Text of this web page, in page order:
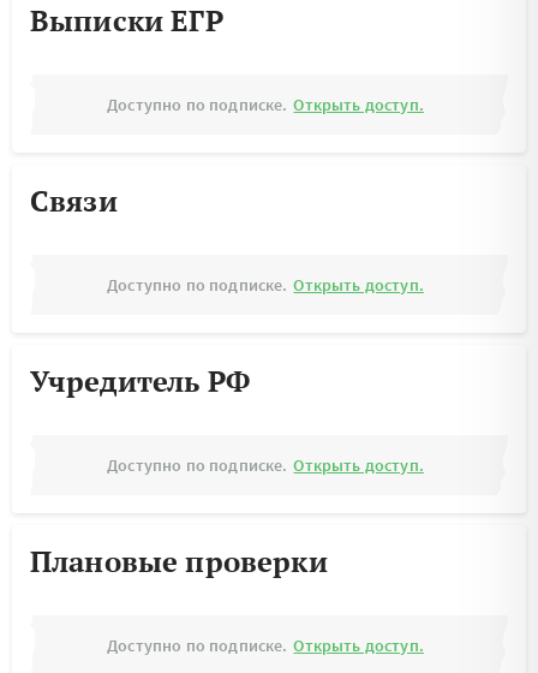
Выписки ЕГР
Доступно по подписке. Открыть доступ.
Связи
Доступно по подписке. Открыть доступ.
Учредитель РФ
Доступно по подписке. Открыть доступ.
Плановые проверки
Доступно по подписке. Открыть доступ.